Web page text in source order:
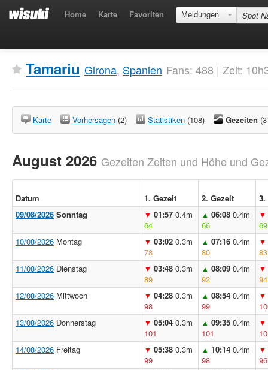
Home Karte Favoriten Meldungen
Tamariu Girona, Spanien Fans: 488 | Zeit:
Karte Vorhersagen (2) Statistiken (108) Gezeiten
August 2026 Gezeiten Zeiten und Höhe und
Datum 1. Gezeit 2. Gezeit
3.
09/08/2026 Sonntag ▼ 01:57 0.4m
64
▲ 06:08 0.4m
66
▼
69
10/08/2026 Montag ▼ 03:02 0.3m
78
▲ 07:16 0.4m
80
▼
83
11/08/2026 Dienstag ▼ 03:48 0.3m
89
▲ 08:09 0.4m
92
▼
94
12/08/2026 Mittwoch ▼ 04:28 0.3m
98
▲ 08:54 0.4m
99
▼
13/08/2026 Donnerstag ▼ 05:04 0.3m
101
▲ 09:35 0.4m
101
▼
14/08/2026 Freitag ▼ 05:38 0.3m
99
▲ 10:14 0.4m
98
▼
96